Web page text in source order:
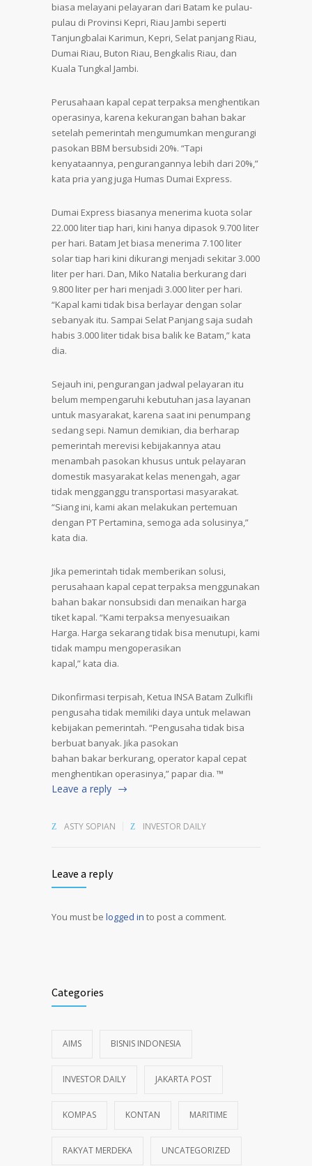
biasa melayani pelayaran dari Batam ke pulau-
pulau di Provinsi Kepri, Riau Jambi seperti
Tanjungbalai Karimun, Kepri, Selat panjang Riau,
Dumai Riau, Buton Riau, Bengkalis Riau, dan
Kuala Tungkal Jambi.
Perusahaan kapal cepat terpaksa menghentikan
operasinya, karena kekurangan bahan bakar
setelah pemerintah mengumumkan mengurangi
pasokan BBM bersubsidi 20%. “Tapi
kenyataannya, pengurangannya lebih dari 20%,”
kata pria yang juga Humas Dumai Express.
Dumai Express biasanya menerima kuota solar
22.000 liter tiap hari, kini hanya dipasok 9.700 liter
per hari. Batam Jet biasa menerima 7.100 liter
solar tiap hari kini dikurangi menjadi sekitar 3.000
liter per hari. Dan, Miko Natalia berkurang dari
9.800 liter per hari menjadi 3.000 liter per hari.
“Kapal kami tidak bisa berlayar dengan solar
sebanyak itu. Sampai Selat Panjang saja sudah
habis 3.000 liter tidak bisa balik ke Batam,” kata
dia.
Sejauh ini, pengurangan jadwal pelayaran itu
belum mempengaruhi kebutuhan jasa layanan
untuk masyarakat, karena saat ini penumpang
sedang sepi. Namun demikian, dia berharap
pemerintah merevisi kebijakannya atau
menambah pasokan khusus untuk pelayaran
domestik masyarakat kelas menengah, agar
tidak mengganggu transportasi masyarakat.
“Siang ini, kami akan melakukan pertemuan
dengan PT Pertamina, semoga ada solusinya,”
kata dia.
Jika pemerintah tidak memberikan solusi,
perusahaan kapal cepat terpaksa menggunakan
bahan bakar nonsubsidi dan menaikan harga
tiket kapal. “Kami terpaksa menyesuaikan
Harga. Harga sekarang tidak bisa menutupi, kami
tidak mampu mengoperasikan
kapal,” kata dia.
Dikonfirmasi terpisah, Ketua INSA Batam Zulkifli
pengusaha tidak memiliki daya untuk melawan
kebijakan pemerintah. “Pengusaha tidak bisa
berbuat banyak. Jika pasokan
bahan bakar berkurang, operator kapal cepat
menghentikan operasinya,” papar dia. ™
Leave a reply
ASTY SOPIAN INVESTOR DAILY
Leave a reply
You must be logged in to post a comment.
Categories
AIMS BISNIS INDONESIA
INVESTOR DAILY JAKARTA POST
KOMPAS KONTAN MARITIME
RAKYAT MERDEKA UNCATEGORIZED